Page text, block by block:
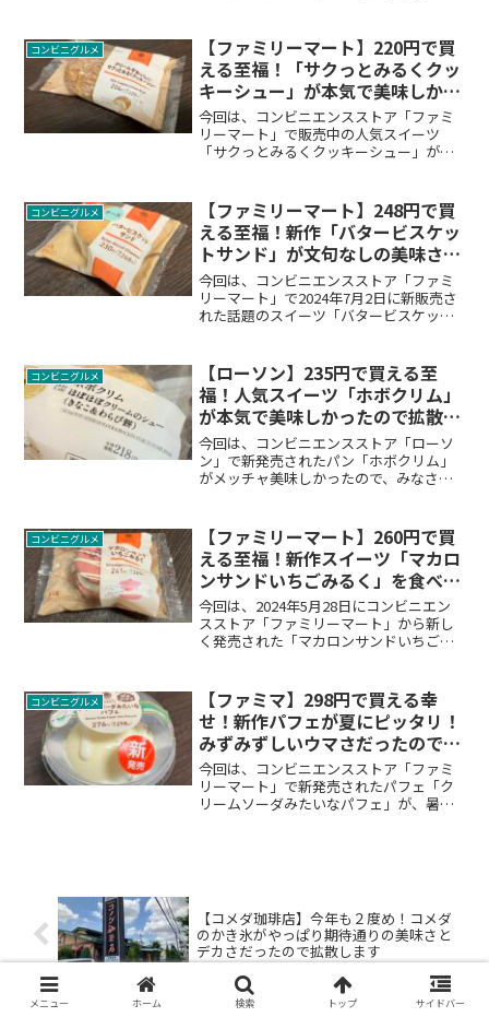
ラでその魅力を確認いただいて食べてみ
てください。
コンビニグルメ
【ファミリーマート】220円で買
える至福！「サクっとみるくクッ
キーシュー」が本気で美味しかっ
たので拡散します
今回は、コンビニエンスストア「ファミ
リーマート」で販売中の人気スイーツ
「サクっとみるくクッキーシュー」がメ
コンビニグルメ
【ファミリーマート】248円で買
える至福！新作「バタービスケッ
トサンド」が文句なしの美味さだ
ったので拡散します
今回は、コンビニエンスストア「ファミ
リーマート」で2024年7月2日に新販売さ
れた話題のスイーツ「バタービスケット
コンビニグルメ
【ローソン】235円で買える至
福！人気スイーツ「ホボクリム」
が本気で美味しかったので拡散さ
せてください
今回は、コンビニエンスストア「ローソ
ン」で新発売されたパン「ホボクリム」
がメッチャ美味しかったので、みなさん
コンビニグルメ
【ファミリーマート】260円で買
える至福！新作スイーツ「マカロ
ンサンドいちごみるく」を食べて
みた
今回は、2024年5月28日にコンビニエン
スストア「ファミリーマート」から新し
く発売された「マカロンサンドいちごみ
コンビニグルメ
【ファミマ】298円で買える幸
せ！新作パフェが夏にピッタリ！
みずみずしいウマさだったので拡
散します
今回は、コンビニエンスストア「ファミ
リーマート」で新発売されたパフェ「ク
リームソーダみたいなパフェ」が、暑い
【コメダ珈琲店】今年も２度め！コメダ
のかき氷がやっぱり期待通りの美味さと
デカさだったので拡散します
メニュー ホーム 検索 トップ サイドバー